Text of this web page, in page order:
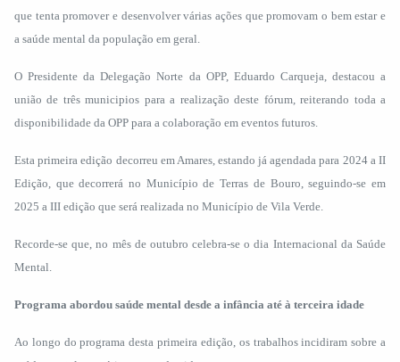
que tenta promover e desenvolver várias ações que promovam o bem estar e
a saúde mental da população em geral.
O Presidente da Delegação Norte da OPP, Eduardo Carqueja, destacou a
união de três municipios para a realização deste fórum, reiterando toda a
disponibilidade da OPP para a colaboração em eventos futuros.
Esta primeira edição decorreu em Amares, estando já agendada para 2024 a II
Edição, que decorrerá no Município de Terras de Bouro, seguindo-se em
2025 a III edição que será realizada no Município de Vila Verde.
Recorde-se que, no mês de outubro celebra-se o dia Internacional da Saúde
Mental.
Programa abordou saúde mental desde a infância até à terceira idade
Ao longo do programa desta primeira edição, os trabalhos incidiram sobre a